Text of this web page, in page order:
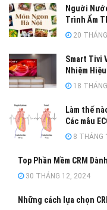
Người
Trình Ẩm
20
Smart Tivi
Nhiệm
18
Làm thế
Các mẫu
8 THÁNG
Top Phần Mềm CRM
30 THÁNG 12, 2024
Những cách lựa chọn